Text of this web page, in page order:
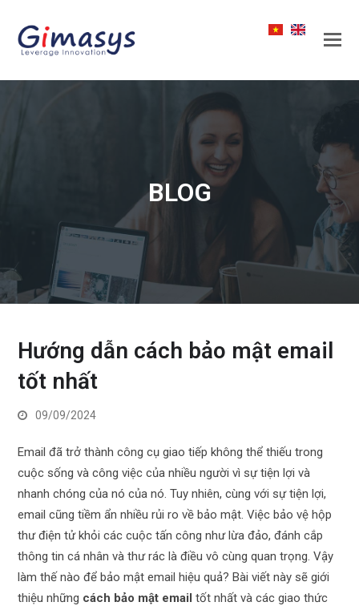
BLOG
Hướng dẫn cách bảo mật email
tốt nhất
09/09/2024
Email đã trở thành công cụ giao tiếp không thể thiếu trong
cuộc sống và công việc của nhiều người vì sự tiện lợi và
nhanh chóng của nó của nó. Tuy nhiên, cùng với sự tiện lợi,
email cũng tiềm ẩn nhiều rủi ro về bảo mật. Việc bảo vệ hộp
thư điện tử khỏi các cuộc tấn công như lừa đảo, đánh cắp
thông tin cá nhân và thư rác là điều vô cùng quan trọng. Vậy
làm thế nào để bảo mật email hiệu quả? Bài viết này sẽ giới
thiệu những cách bảo mật email tốt nhất và các giao thức